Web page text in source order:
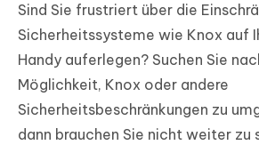
iAnyGo
Sind Sie frustriert über die
Sicherheitssysteme wie Knox auf
Handy auferlegen? Suchen Sie
Möglichkeit, Knox oder andere
Sicherheitsbeschränkungen zu
dann brauchen Sie nicht weiter zu